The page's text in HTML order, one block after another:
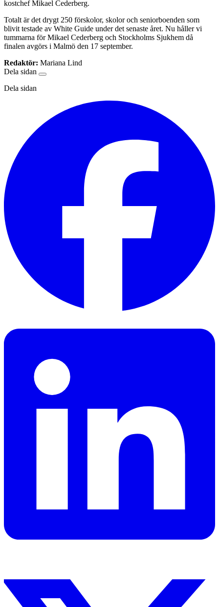
kostchef Mikael Cederberg.
Totalt är det drygt 250 förskolor, skolor och seniorboenden som
blivit testade av White Guide under det senaste året. Nu håller vi
tummarna för Mikael Cederberg och Stockholms Sjukhem då
finalen avgörs i Malmö den 17 september.
Redaktör: Mariana Lind
Dela sidan
Dela sidan